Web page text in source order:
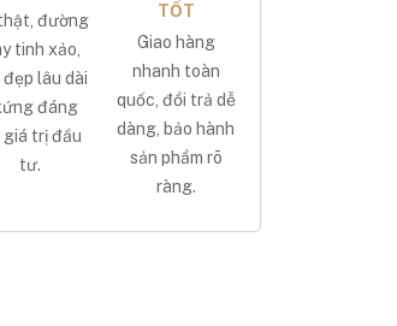
đường
tinh xảo,
đẹp lâu dài
đáng
giá trị đầu
tư.
TỐT
Giao hàng
nhanh toàn
quốc, đổi trả dễ
dàng, bảo hành
sản phẩm rõ
ràng.